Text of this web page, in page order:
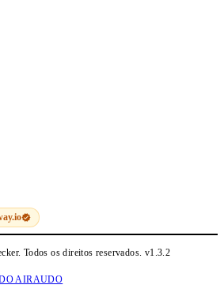
Todos os direitos reservados. v1.3.2
AIRAUDO